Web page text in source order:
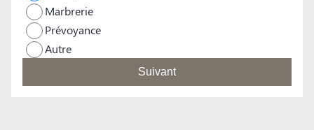
Marbrerie
Prévoyance
Autre
Suivant